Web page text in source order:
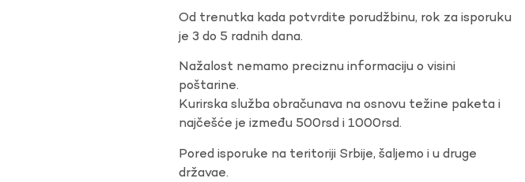
Od trenutka kada potvrdite porudžbinu, rok za isporuku
je 3 do 5 radnih dana.
Nažalost nemamo preciznu informaciju o visini
poštarine.
Kurirska služba obračunava na osnovu težine paketa i
najčešće je između 500rsd i 1000rsd.
Pored isporuke na teritoriji Srbije, šaljemo i u druge
državae.